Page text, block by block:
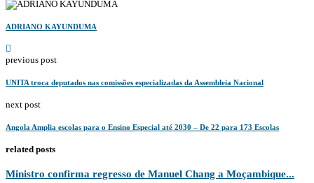
ADRIANO KAYUNDUMA
previous post
UNITA troca deputados nas comissões especializadas da Assembleia Nacional
next post
Angola Amplia escolas para o Ensino Especial até 2030 – De 22 para 173 Escolas
related posts
Ministro confirma regresso de Manuel Chang a Moçambique...